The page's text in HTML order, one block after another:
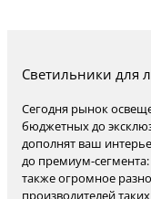
Светильники для
Сегодня рынок
бюджетных до
дополнят ваш
до премиум-
также огромное
производителей